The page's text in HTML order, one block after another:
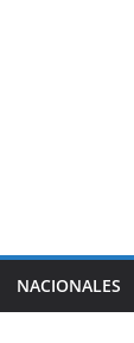
NACIONALES